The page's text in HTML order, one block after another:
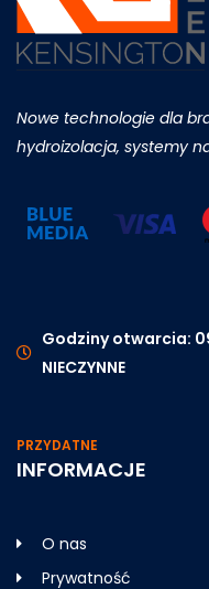
Nowe technologie dla
hydroizolacja, systemy
Godziny otwarcia:
NIECZYNNE
PRZYDATNE
INFORMACJE
O nas
Prywatność